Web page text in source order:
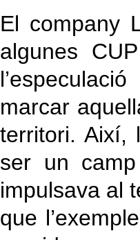
El company
algunes
marcar
territori.
ser un
impulsava al
que